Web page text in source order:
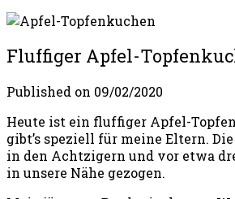
Fluffiger Apfel-
Published on 09/02/2020
Heute ist ein fluffiger Apfel-
gibt’s speziell für meine Eltern.
in den Achtzigern und vor etwa
in unsere Nähe gezogen.